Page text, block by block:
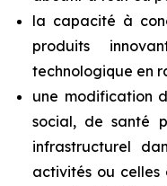
la capacité à
produits
technologique en
une modification
social, de santé
infrastructurel
activités ou celles